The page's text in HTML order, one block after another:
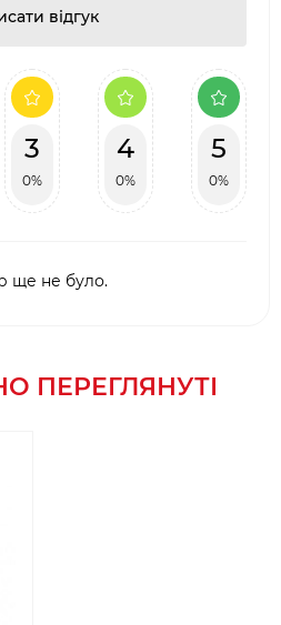
відгук
3
0%
4
0%
5
0%
ще не було.
ПЕРЕГЛЯНУТІ